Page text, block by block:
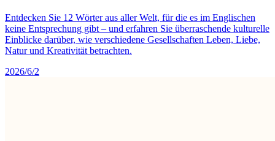
Entdecken Sie 12 Wörter aus aller Welt, für die es im Englischen
keine Entsprechung gibt – und erfahren Sie überraschende kulturelle
Einblicke darüber, wie verschiedene Gesellschaften Leben, Liebe,
Natur und Kreativität betrachten.
2026/6/2